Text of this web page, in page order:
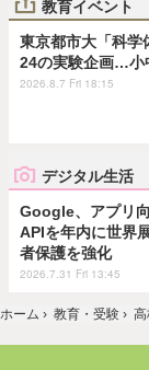
教育イベント
東京都市大「科学
24の実験企画…小
2026.8.7 Fri 18:15
デジタル生活
Google、アプリ
APIを年内に世界
者保護を強化
2026.7.31 Fri 13:45
ホーム › 教育・受験 › 高